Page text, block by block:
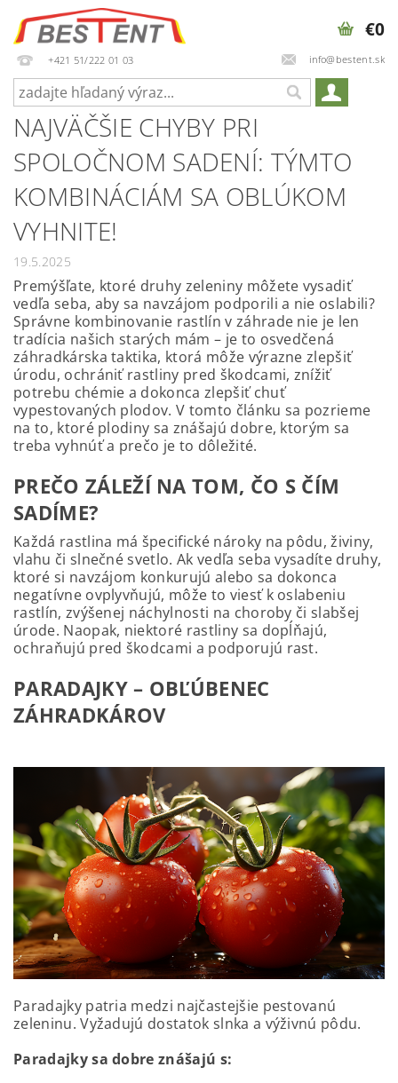
+421 51/222 01 03 info@bestent.sk
€0
NAJVÄČŠIE CHYBY PRI
SPOLOČNOM SADENÍ: TÝMTO
KOMBINÁCIÁM SA OBLÚKOM
VYHNITE!
19.5.2025
Premýšľate, ktoré druhy zeleniny môžete vysadiť
vedľa seba, aby sa navzájom podporili a nie oslabili?
Správne kombinovanie rastlín v záhrade nie je len
tradícia našich starých mám – je to osvedčená
záhradkárska taktika, ktorá môže výrazne zlepšiť
úrodu, ochrániť rastliny pred škodcami, znížiť
potrebu chémie a dokonca zlepšiť chuť
vypestovaných plodov. V tomto článku sa pozrieme
na to, ktoré plodiny sa znášajú dobre, ktorým sa
treba vyhnúť a prečo je to dôležité.
PREČO ZÁLEŽÍ NA TOM, ČO S ČÍM
SADÍME?
Každá rastlina má špecifické nároky na pôdu, živiny,
vlahu či slnečné svetlo. Ak vedľa seba vysadíte druhy,
ktoré si navzájom konkurujú alebo sa dokonca
negatívne ovplyvňujú, môže to viesť k oslabeniu
rastlín, zvýšenej náchylnosti na choroby či slabšej
úrode. Naopak, niektoré rastliny sa dopĺňajú,
ochraňujú pred škodcami a podporujú rast.
PARADAJKY – OBĽÚBENEC
ZÁHRADKÁROV
Paradajky patria medzi najčastejšie pestovanú
zeleninu. Vyžadujú dostatok slnka a výživnú pôdu.
Paradajky sa dobre znášajú s: